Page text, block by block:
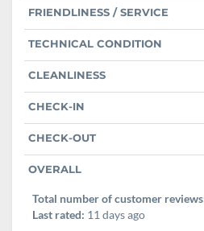
FRIENDLINESS / SERVICE
TECHNICAL CONDITION
CLEANLINESS
CHECK-IN
CHECK-OUT
OVERALL
Total number of customer
Last rated: 11 days ago